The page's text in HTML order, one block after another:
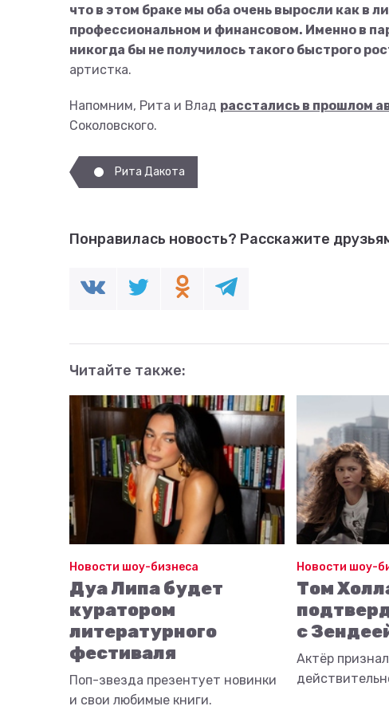
что в этом браке мы оба очень выросли как в
профессиональном и финансовом. Именно в
никогда бы не получилось такого быстрого
артистка.
Напомним, Рита и Влад расстались в прошлом
Соколовского.
Рита Дакота
Понравилась новость? Расскажите
Читайте также:
Новости шоу-бизнеса
Дуа Липа будет
куратором
литературного
фестиваля
Поп-звезда презентует новинки
и свои любимые книги.
Новости шоу-
Том
с
Актёр